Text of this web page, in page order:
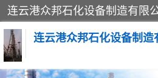
连云港众邦石化设备制造